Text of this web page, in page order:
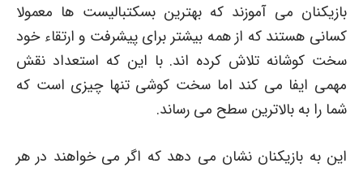
بازیکنان می آموزند که بهترین بسکتبالیست ها معمولا
کسانی هستند که از همه بیشتر برای پیشرفت و ارتقاء خود
سخت کوشانه تلاش کرده اند. با این که استعداد نقش
مهمی ایفا می کند اما سخت کوشی تنها چیزی است که
شما را به بالاترین سطح می رساند.
این به بازیکنان نشان می دهد که اگر می خواهند در هر